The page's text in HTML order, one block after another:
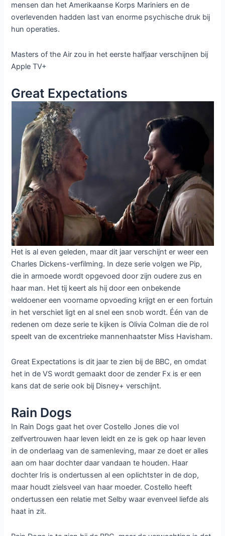
mensen dan het Amerikaanse Korps Mariniers en de
overlevenden hadden last van enorme psychische druk bij
hun operaties.
Masters of the Air zou in het eerste halfjaar verschijnen bij
Apple TV+
Great Expectations
Het is al even geleden, maar dit jaar verschijnt er weer een
Charles Dickens-verfilming. In deze serie volgen we Pip,
die in armoede wordt opgevoed door zijn oudere zus en
haar man. Het tij keert als hij door een onbekende
weldoener een voorname opvoeding krijgt en er een fortuin
in het verschiet ligt en al snel een snob wordt. Één van de
redenen om deze serie te kijken is Olivia Colman die de rol
speelt van de excentrieke mannenhaatster Miss Havisham.
Great Expectations is dit jaar te zien bij de BBC, en omdat
het in de VS wordt gemaakt door de zender Fx is er een
kans dat de serie ook bij Disney+ verschijnt.
Rain Dogs
In Rain Dogs gaat het over Costello Jones die vol
zelfvertrouwen haar leven leidt en ze is gek op haar leven
in de onderlaag van de samenleving, maar ze doet er alles
aan om haar dochter daar vandaan te houden. Haar
dochter Iris is ondertussen al een oplichtster in de dop,
maar houdt zielsveel van haar moeder. Costello heeft
ondertussen een relatie met Selby waar evenveel liefde als
haat in zit.